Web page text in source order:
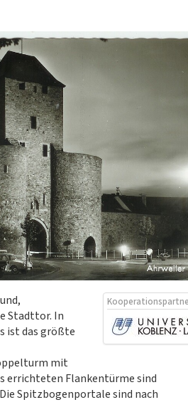
Stadttor. In
ist das größte
mit
errichteten Flankentürme sind
Spitzbogenportale sind nach